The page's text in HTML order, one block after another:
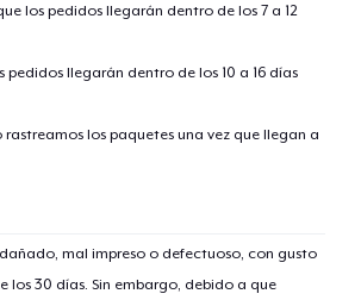
los pedidos llegarán dentro de los 7 a 12
pedidos llegarán dentro de los 10 a 16 días
los paquetes una vez que llegan a
mal impreso o defectuoso, con gusto
los 30 días. Sin embargo, debido a que
y pagar pedido